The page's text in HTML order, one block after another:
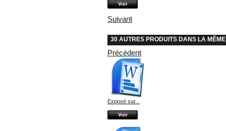
Voir
Suivant
30 AUTRES PRODUITS DANS LA
Précédent
Exposé sur...
Voir